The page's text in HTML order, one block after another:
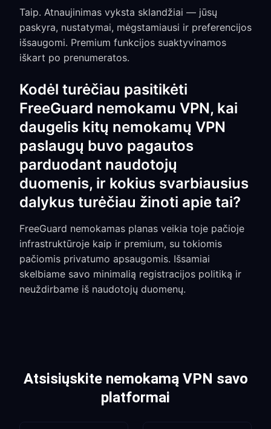
Taip. Atnaujinimas vyksta sklandžiai — jūsų
paskyra, nustatymai, mėgstamiausi ir preferencijos
išsaugomi. Premium funkcijos suaktyvinamos
iškart po prenumeratos.
Kodėl turėčiau pasitikėti
FreeGuard nemokamu VPN, kai
daugelis kitų nemokamų VPN
paslaugų buvo pagautos
parduodant naudotojų
duomenis, ir kokius svarbiausius
dalykus turėčiau žinoti apie tai?
FreeGuard nemokamas planas veikia toje pačioje
infrastruktūroje kaip ir premium, su tokiomis
pačiomis privatumo apsaugomis. Išsamiai
skelbiame savo minimalią registracijos politiką ir
neuždirbame iš naudotojų duomenų.
Atsisiųskite nemokamą VPN savo
platformai